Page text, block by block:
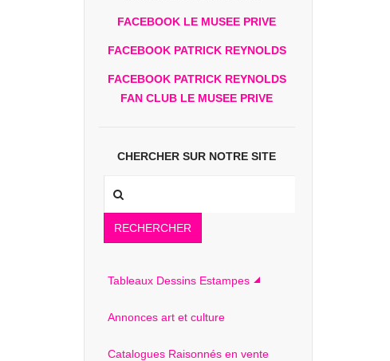
FACEBOOK LE MUSEE PRIVE
FACEBOOK PATRICK REYNOLDS
FACEBOOK PATRICK REYNOLDS
FAN CLUB LE MUSEE PRIVE
CHERCHER SUR NOTRE SITE
RECHERCHER
Tableaux Dessins Estampes
Annonces art et culture
Catalogues Raisonnés en vente